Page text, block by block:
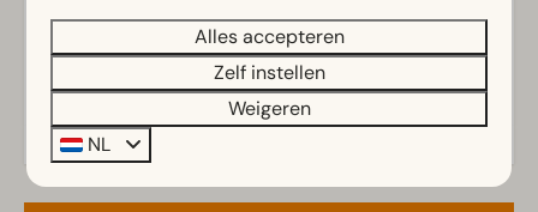
Buiten
Parasol
Ingerichte keuken
Combimagnetron
Alles accepteren
Zelf instellen
Weigeren
NL